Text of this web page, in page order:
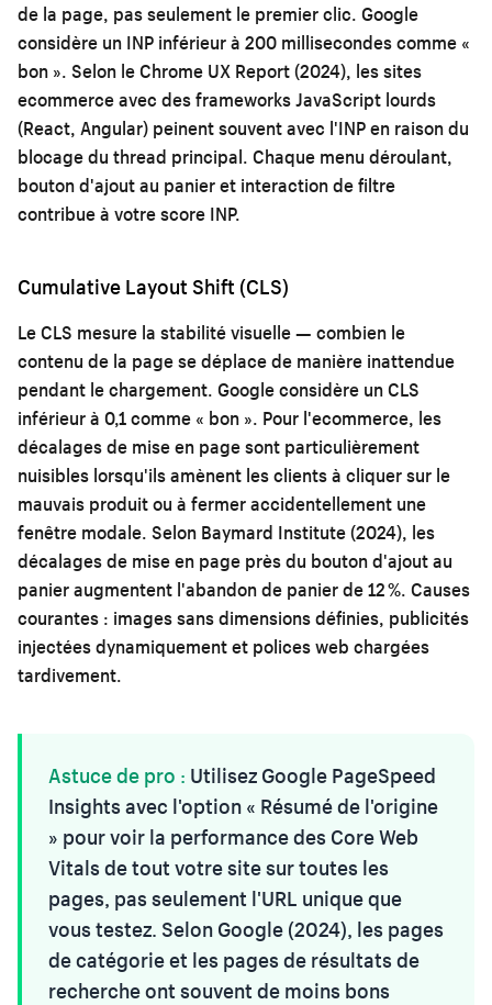
de la page, pas seulement le premier clic. Google
considère un INP inférieur à 200 millisecondes comme «
bon ». Selon le Chrome UX Report (2024), les sites
ecommerce avec des frameworks JavaScript lourds
(React, Angular) peinent souvent avec l'INP en raison du
blocage du thread principal. Chaque menu déroulant,
bouton d'ajout au panier et interaction de filtre
contribue à votre score INP.
Cumulative Layout Shift (CLS)
Le CLS mesure la stabilité visuelle — combien le
contenu de la page se déplace de manière inattendue
pendant le chargement. Google considère un CLS
inférieur à 0,1 comme « bon ». Pour l'ecommerce, les
décalages de mise en page sont particulièrement
nuisibles lorsqu'ils amènent les clients à cliquer sur le
mauvais produit ou à fermer accidentellement une
fenêtre modale. Selon Baymard Institute (2024), les
décalages de mise en page près du bouton d'ajout au
panier augmentent l'abandon de panier de 12 %. Causes
courantes : images sans dimensions définies, publicités
injectées dynamiquement et polices web chargées
tardivement.
Astuce de pro : Utilisez Google PageSpeed
Insights avec l'option « Résumé de l'origine
» pour voir la performance des Core Web
Vitals de tout votre site sur toutes les
pages, pas seulement l'URL unique que
vous testez. Selon Google (2024), les pages
de catégorie et les pages de résultats de
recherche ont souvent de moins bons